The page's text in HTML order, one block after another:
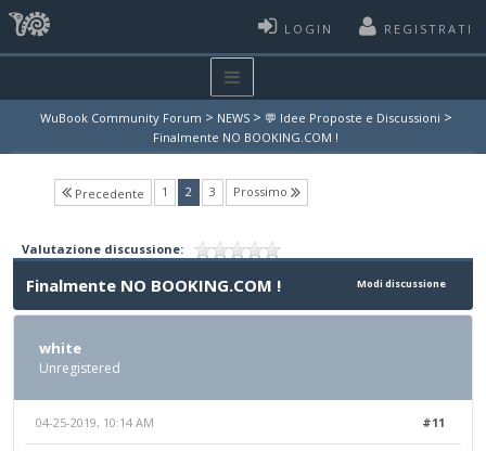
LOGIN REGISTRATI
WuBook Community Forum > NEWS > 💬 Idee Proposte e Discussioni >
Finalmente NO BOOKING.COM !
Precedente 1 2(current)
3 Prossimo
Valutazione discussione:
Modi discussione
Finalmente NO BOOKING.COM !
white
Unregistered
#11
04-25-2019, 10:14 AM